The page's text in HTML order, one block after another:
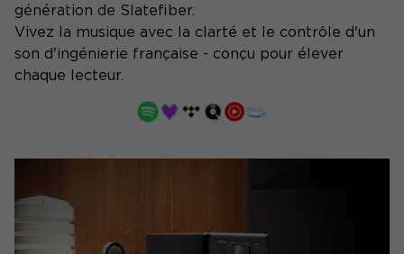
génération de Slatefiber.
Vivez la musique avec la clarté et le contrôle d'un
son d'ingénierie française - conçu pour élever
chaque lecteur.